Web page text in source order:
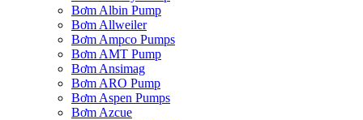
Bơm Albin Pump
Bơm Allweiler
Bơm Ampco Pumps
Bơm AMT Pump
Bơm Ansimag
Bơm ARO Pump
Bơm Aspen Pumps
Bơm Azcue